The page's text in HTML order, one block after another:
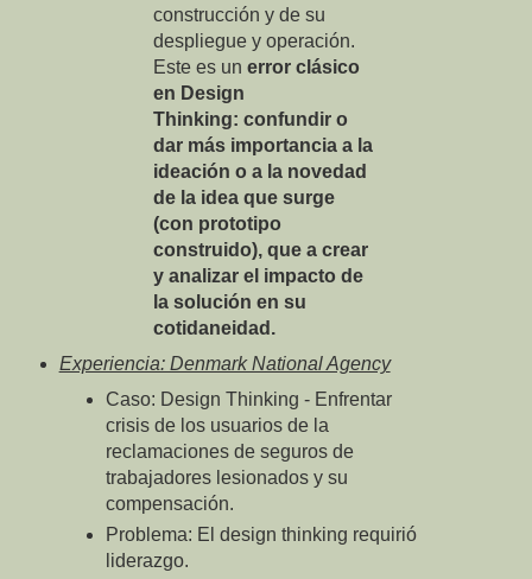
construcción y de su
despliegue y operación.
Este es un error clásico
en Design
Thinking: confundir o
dar más importancia a la
ideación o a la novedad
de la idea que surge
(con prototipo
construido), que a crear
y analizar el impacto de
la solución en su
cotidaneidad.
Experiencia: Denmark National Agency
Caso: Design Thinking - Enfrentar
crisis de los usuarios de la
reclamaciones de seguros de
trabajadores lesionados y su
compensación.
Problema: El design thinking requirió
liderazgo.